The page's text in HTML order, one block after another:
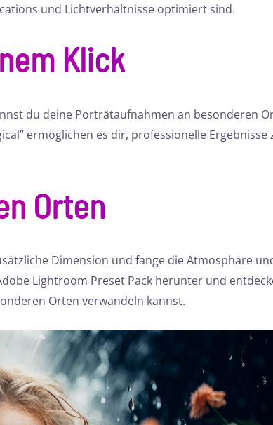
und Lichtverhältnisse optimiert sind.
Klick
du deine Porträtaufnahmen an besonderen
ermöglichen es dir, professionelle Ergebnisse
Orten
Dimension und fange die Atmosphäre
Lightroom Preset Pack herunter und
Orten verwandeln kannst.